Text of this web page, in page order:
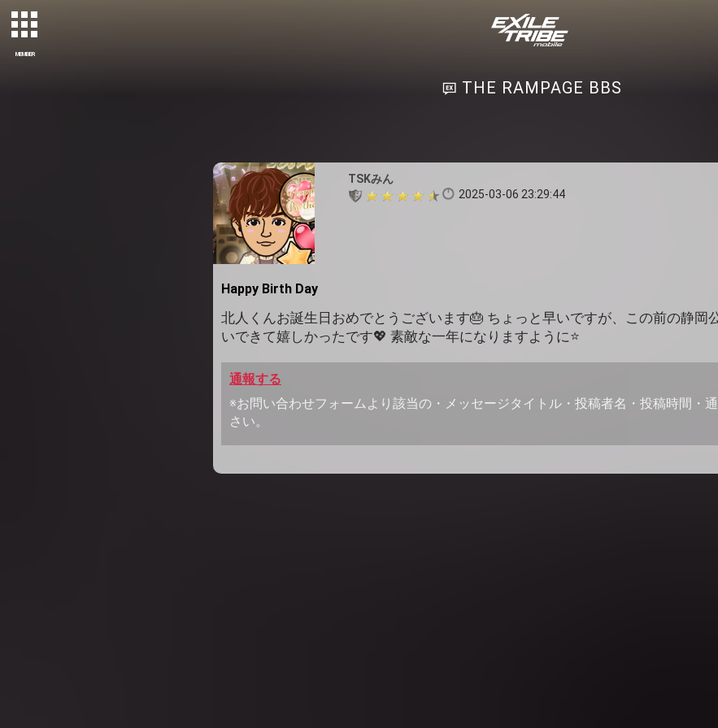
MEMBER
THE RAMPAGE BBS
TSKみん
2025-03-06 23:29:44
Happy Birth Day
北人くんお誕生日おめでとうございます🎂 ちょっと早いですが、この前の静岡
いできて嬉しかったです💖 素敵な一年になりますように⭐️
通報する
※お問い合わせフォームより該当の・メッセージタイトル・投稿者名・投稿時間・
さい。